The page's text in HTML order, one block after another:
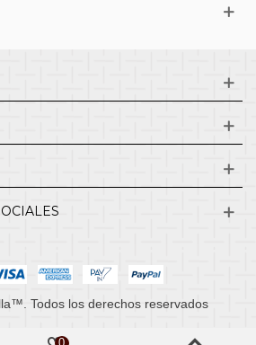
Todos los derechos reservados